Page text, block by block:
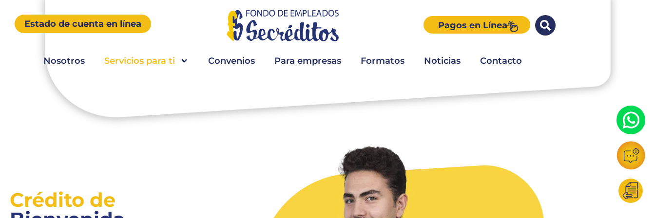
Estado de cuenta en línea Pagos en Línea
Nosotros Servicios para ti Convenios Para empresas Formatos Noticias Contacto
Crédito de